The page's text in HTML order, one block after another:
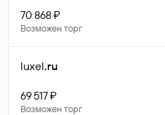
70 868 ₽
Возможен торг
luxel.ru
69 517 ₽
Возможен торг